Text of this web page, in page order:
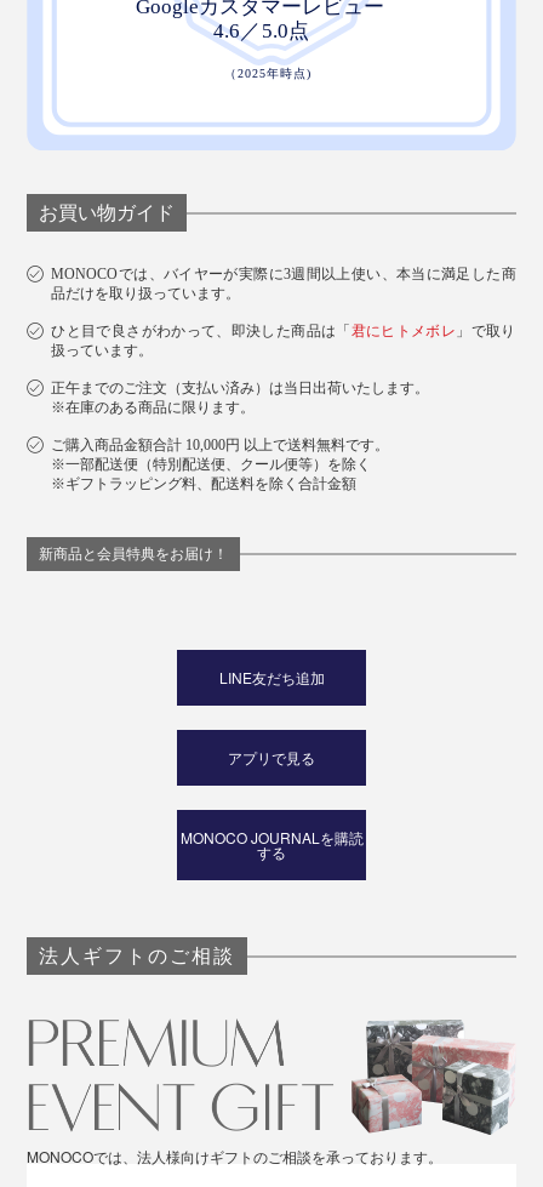
お買い物ガイド
MONOCOでは、バイヤーが実際に3週間以上使い、本当に満足した商
品だけを取り扱っています。
ひと目で良さがわかって、即決した商品は「君にヒトメボレ 」で取り
扱っています。
正午までのご注文（支払い済み）は当日出荷いたします。
※在庫のある商品に限ります。
ご購入商品金額合計 10,000円 以上で送料無料です。
※一部配送便（特別配送便、クール便等）を除く
※ギフトラッピング料、配送料を除く合計金額
新商品と会員特典をお届け！
LINE友だち追加
アプリで見る
MONOCO JOURNALを購読
する
法人ギフトのご相談
MONOCOでは、法人様向けギフトのご相談を承っております。